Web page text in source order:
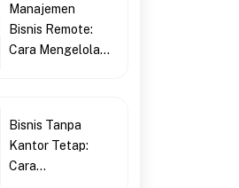
Manajemen
Bisnis Remote:
Cara Mengelola...
Bisnis Tanpa
Kantor Tetap:
Cara...